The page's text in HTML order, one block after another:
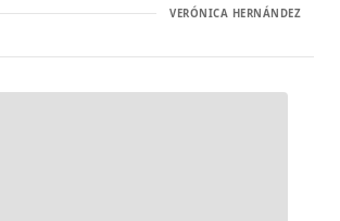
VERÓNICA HERNÁNDEZ